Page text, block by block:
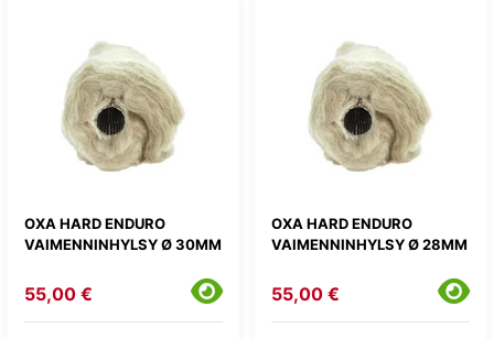
OXA HARD ENDURO
VAIMENNINHYLSY Ø 30MM
55,00 €
OXA HARD ENDURO
VAIMENNINHYLSY Ø 28MM
55,00 €